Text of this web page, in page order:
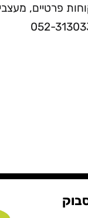
פרטיים,
052-